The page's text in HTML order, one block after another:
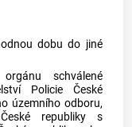
dobu do jiné
schválené
Policie České
územního odboru,
republiky s